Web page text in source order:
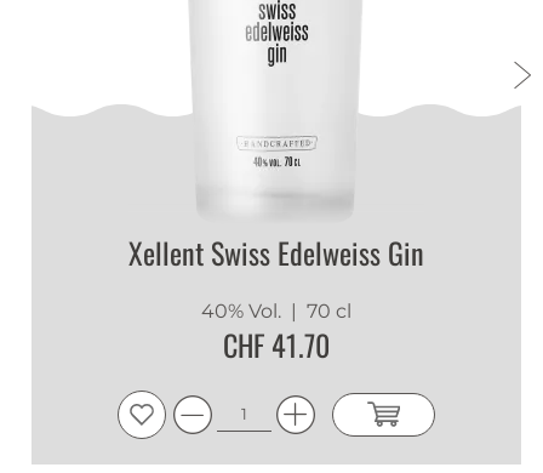
Xellent Swiss Edelweiss Gin
40% Vol. | 70 cl
CHF 41.70